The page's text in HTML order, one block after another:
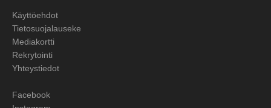
Käyttöehdot
Tietosuojalauseke
Mediakortti
Rekrytointi
Yhteystiedot
Facebook